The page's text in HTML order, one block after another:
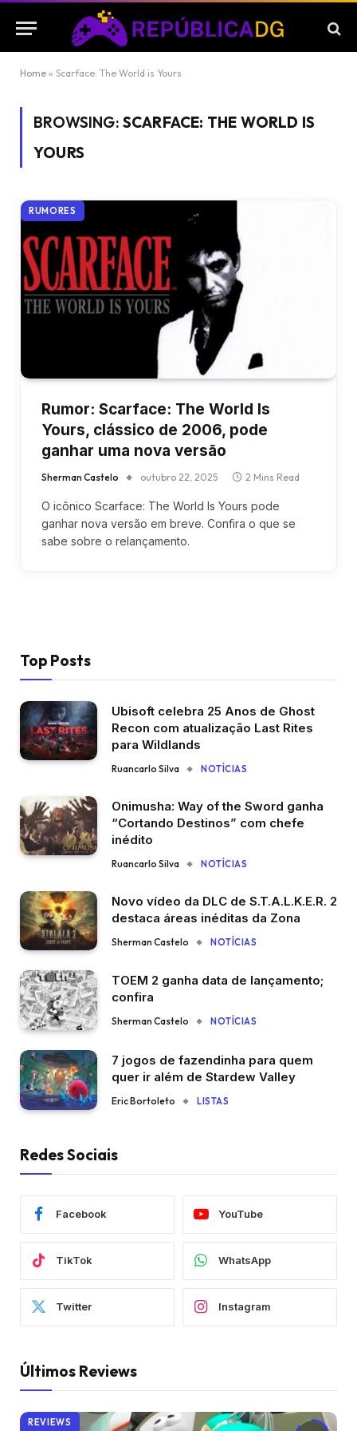
Home » Scarface: The World is Yours
BROWSING: SCARFACE: THE WORLD IS
YOURS
RUMORES
Rumor: Scarface: The World Is
Yours, clássico de 2006, pode
ganhar uma nova versão
Sherman Castelo outubro 22, 2025 2 Mins Read
O icônico Scarface: The World Is Yours pode
ganhar nova versão em breve. Confira o que se
sabe sobre o relançamento.
Top Posts
Ubisoft celebra 25 Anos de Ghost
Recon com atualização Last Rites
para Wildlands
Ruancarlo Silva NOTÍCIAS
Onimusha: Way of the Sword ganha
“Cortando Destinos” com chefe
inédito
Ruancarlo Silva NOTÍCIAS
Novo vídeo da DLC de S.T.A.L.K.E.R. 2
destaca áreas inéditas da Zona
Sherman Castelo NOTÍCIAS
TOEM 2 ganha data de lançamento;
confira
Sherman Castelo NOTÍCIAS
7 jogos de fazendinha para quem
quer ir além de Stardew Valley
Eric Bortoleto LISTAS
Redes Sociais
Facebook YouTube
TikTok WhatsApp
Twitter Instagram
Últimos Reviews
REVIEWS